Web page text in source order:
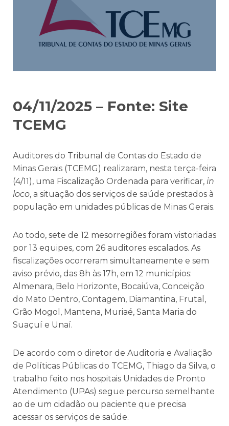
04/11/2025 – Fonte: Site
TCEMG
Auditores do Tribunal de Contas do Estado de
Minas Gerais (TCEMG) realizaram, nesta terça-feira
(4/11), uma Fiscalização Ordenada para verificar, in
loco, a situação dos serviços de saúde prestados à
população em unidades públicas de Minas Gerais.
Ao todo, sete de 12 mesorregiões foram vistoriadas
por 13 equipes, com 26 auditores escalados. As
fiscalizações ocorreram simultaneamente e sem
aviso prévio, das 8h às 17h, em 12 municípios:
Almenara, Belo Horizonte, Bocaiúva, Conceição
do Mato Dentro, Contagem, Diamantina, Frutal,
Grão Mogol, Mantena, Muriaé, Santa Maria do
Suaçuí e Unaí.
De acordo com o diretor de Auditoria e Avaliação
de Políticas Públicas do TCEMG, Thiago da Silva, o
trabalho feito nos hospitais Unidades de Pronto
Atendimento (UPAs) segue percurso semelhante
ao de um cidadão ou paciente que precisa
acessar os serviços de saúde.